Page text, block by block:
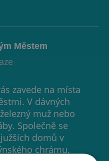
Městem
zavede na místa
V dávných
muž nebo
Společně se
domů v
chrámu.